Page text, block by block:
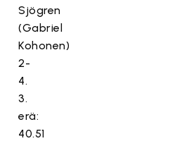
Sjögren
(Gabriel
Kohonen)
2-
4.
3.
erä:
40.51